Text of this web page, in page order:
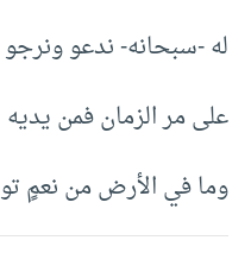
له -سبحانه- ندعو ونرجو
على مر الزمان فمن يديه
وما في الأرض من نعمٍ